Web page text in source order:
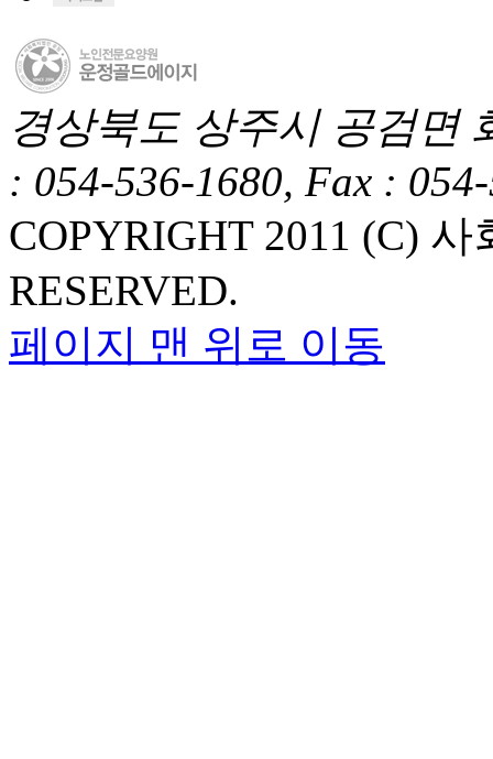
경상북도 상주시 공검면
: 054-536-1680, Fax :
COPYRIGHT 2011 (C)
RESERVED.
페이지 맨 위로 이동